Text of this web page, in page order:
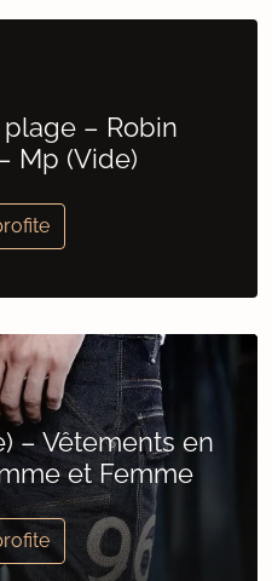
– Robin
Mp (Vide)
– Vêtements en
et Femme